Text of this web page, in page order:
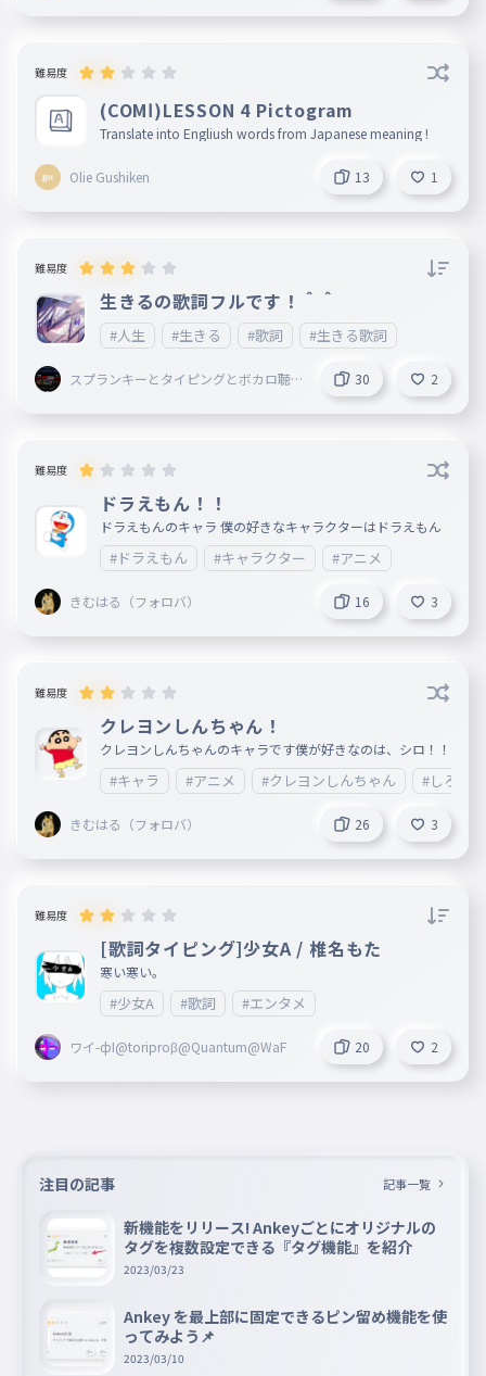
048 僕だけのカメラノール
独り占めさせてほしい
051 「だめかな...」
052 80億分の一の奇跡
80おくぶんのいちのきせき
053 愛の雫が大地濡らし
はなもとりもかぜもつきも
055 キミの名を呼んでる
きみのなをよんでる
好きだ
すきだ
好きだ
すきだ
059 好きだ
すきだ
060 好きだ
まじぎゅんぎゅんぎゅん
062 好きすぎて滅!
すきすぎてめつ
どこまで惚れさせる気なの？
ああ キミがノンフィクションだな
065 夢に出てきて
ゆめにでてきて
066 キスで目覚めて
きすでめざめて
はなさない
「守るから」
難易度
(COMⅠ)LESSON 4 Pictogram
Translate into Engliush words from Japanese meaning !
Olie Gushiken 13 1
難易度
生きるの歌詞フルです！＾＾
#人生 #生きる #歌詞 #生きる歌詞
スプランキーとタイピングとボカロ聴
30 2
難易度
ドラえもん！！
ドラえもんのキャラ 僕の好きなキャラクターはドラえもん
#ドラえもん #キャラクター #アニメ
きむはる（フォロバ） 16 3
難易度
クレヨンしんちゃん！
クレヨンしんちゃんのキャラです僕が好きなのは、シロ！！
#キャラ #アニメ #クレヨンしんちゃん #しろ
きむはる（フォロバ） 26 3
難易度
[歌詞タイピング]少女A / 椎名もた
寒い寒い。
#少女A #歌詞 #エンタメ
ワイ-фI@toriproβ@Quantum@WaF 20 2
注目の記事 記事一覧
新機能をリリース! Ankeyごとにオリジナルの
タグを複数設定できる『タグ機能』を紹介
2023/03/23
Ankey を最上部に固定できるピン留め機能を使
ってみよう📌
2023/03/10